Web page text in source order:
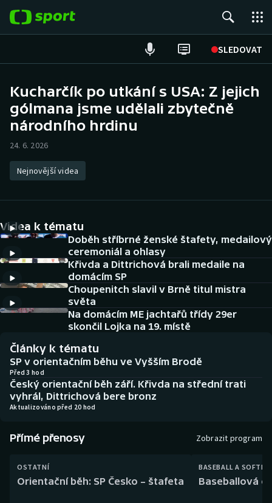
SLEDOVAT
Hokej
Atletika
DALŠÍ SPORTY
Americký fotbal
Baseball a softbal
Basketbal
Boby a skeleton
Box
Florbal
NEPŘEHLÉDNĚTE
Soutěže
Historické návraty
AZ kvíz
Kucharčík po utkání s USA: Z jejich
gólmana jsme udělali zbytečně
národního hrdinu
24. 6. 2026
Nejnovější videa
Videa k tématu
Doběh stříbrné ženské štafety, medailový
ceremoniál a ohlasy
Křivda a Dittrichová brali medaile na
domácím SP
Choupenitch slavil v Brně titul mistra
světa
Na domácím ME jachtařů třídy 29er
skončil Lojka na 19. místě
Články k tématu
SP v orientačním běhu ve Vyšším Brodě
Před 3 hod
Český orientační běh září. Křivda na střední trati
vyhrál, Dittrichová bere bronz
Aktualizováno před 20 hod
Přímé přenosy Zobrazit program
OSTATNÍ
Orientační běh: SP Česko – štafeta
BASEBALL A
Baseballová